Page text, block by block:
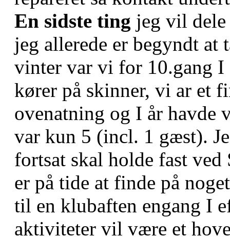
En sidste ting jeg vil dele
jeg allerede er begyndt
vinter var vi for 10.gang I
kører på skinner, vi ar et
ovenatning og I år havde
var kun 5 (incl. 1 gæst).
fortsat skal holde fast
er på tide at finde på
til en klubaften engang I
aktiviteter vil være et